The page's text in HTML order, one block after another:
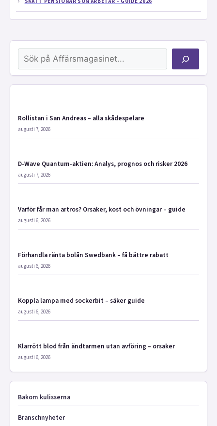
Sök
Rollistan i San Andreas – alla skådespelare
augusti 7, 2026
D-Wave Quantum-aktien: Analys, prognos och risker 2026
augusti 7, 2026
Varför får man artros? Orsaker, kost och övningar – guide
augusti 6, 2026
Förhandla ränta bolån Swedbank – få bättre rabatt
augusti 6, 2026
Koppla lampa med sockerbit – säker guide
augusti 6, 2026
Klarrött blod från ändtarmen utan avföring – orsaker
augusti 6, 2026
Bakom kulisserna
Branschnyheter